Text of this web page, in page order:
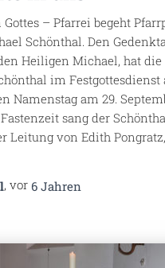
Gottes – Pfarrei begeht
Schönthal. Den
Heiligen Michael, hat die
im Festgottesdienst
Namenstag am 29.
sang der
Leitung von Edith
, vor 6 Jahren